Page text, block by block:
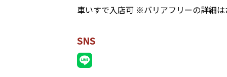
車いすで入店可 ※バリアフリーの詳細
SNS